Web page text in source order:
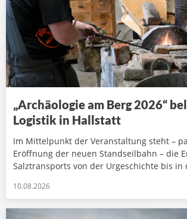
„Archäologie am Berg 2026“
Logistik in Hallstatt
Im Mittelpunkt der Veranstaltung steht –
Eröffnung der neuen Standseilbahn – die
Salztransports von der Urgeschichte bis in
10.08.2026